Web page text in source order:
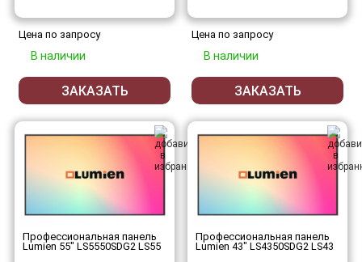
Цена по запросу
В наличии
ЗАКАЗАТЬ
Цена по запросу
В наличии
ЗАКАЗАТЬ
Профессиональная панель
Lumien 55" LS5550SDG2 LS55
Профессиональная панель
Lumien 43" LS4350SDG2 LS43